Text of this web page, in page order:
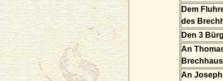
Dem
des
Den 3
An
Brechhaus
An